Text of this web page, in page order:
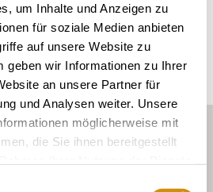
um Inhalte und Anzeigen zu
für soziale Medien anbieten
auf unsere Website zu
geben wir Informationen zu Ihrer
an unsere Partner für
und Analysen weiter. Unsere
möglicherweise mit
die Sie ihnen bereitgestellt
Umgebung